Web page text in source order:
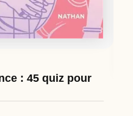
: 45 quiz pour